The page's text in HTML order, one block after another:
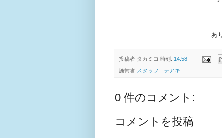
あ
投稿者 タカミコ 時刻: 14:58
施術者 スタッフ チアキ
0 件のコメント:
コメントを投稿